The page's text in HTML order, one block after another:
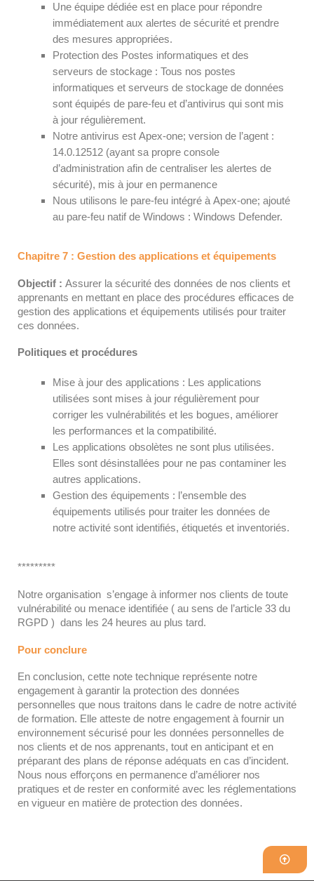
Une équipe dédiée est en place pour répondre
immédiatement aux alertes de sécurité et prendre
des mesures appropriées.
Protection des Postes informatiques et des
serveurs de stockage : Tous nos postes
informatiques et serveurs de stockage de données
sont équipés de pare-feu et d’antivirus qui sont mis
à jour régulièrement.
Notre antivirus est Apex-one; version de l’agent :
14.0.12512 (ayant sa propre console
d’administration afin de centraliser les alertes de
sécurité), mis à jour en permanence
Nous utilisons le pare-feu intégré à Apex-one; ajouté
au pare-feu natif de Windows : Windows Defender.
Chapitre 7 : Gestion des applications et équipements
Objectif : Assurer la sécurité des données de nos clients et
apprenants en mettant en place des procédures efficaces de
gestion des applications et équipements utilisés pour traiter
ces données.
Politiques et procédures
Mise à jour des applications : Les applications
utilisées sont mises à jour régulièrement pour
corriger les vulnérabilités et les bogues, améliorer
les performances et la compatibilité.
Les applications obsolètes ne sont plus utilisées.
Elles sont désinstallées pour ne pas contaminer les
autres applications.
Gestion des équipements : l’ensemble des
équipements utilisés pour traiter les données de
notre activité sont identifiés, étiquetés et inventoriés.
*********
Notre organisation s’engage à informer nos clients de toute
vulnérabilité ou menace identifiée ( au sens de l’article 33 du
RGPD ) dans les 24 heures au plus tard.
Pour conclure
En conclusion, cette note technique représente notre
engagement à garantir la protection des données
personnelles que nous traitons dans le cadre de notre activité
de formation. Elle atteste de notre engagement à fournir un
environnement sécurisé pour les données personnelles de
nos clients et de nos apprenants, tout en anticipant et en
préparant des plans de réponse adéquats en cas d’incident.
Nous nous efforçons en permanence d’améliorer nos
pratiques et de rester en conformité avec les réglementations
en vigueur en matière de protection des données.